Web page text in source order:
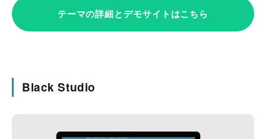
テーマの詳細とデモサイトはこちら
Black Studio